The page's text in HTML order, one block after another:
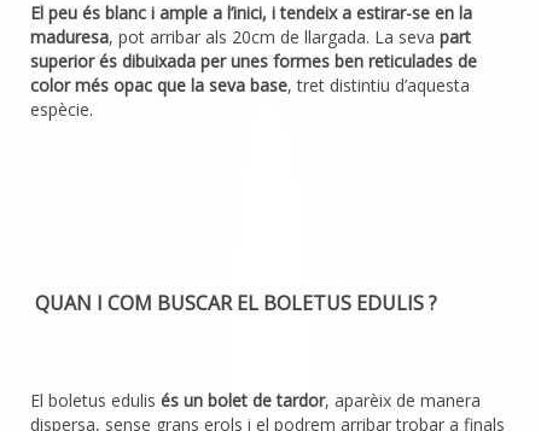
El peu és blanc i ample a l’inici, i tendeix a estirar-se en la
maduresa, pot arribar als 20cm de llargada. La seva part
superior és dibuixada per unes formes ben reticulades de
color més opac que la seva base, tret distintiu d’aquesta
espècie.
QUAN I COM BUSCAR EL BOLETUS EDULIS ?
El boletus edulis és un bolet de tardor, aparèix de manera
dispersa, sense grans erols i el podrem arribar trobar a finals